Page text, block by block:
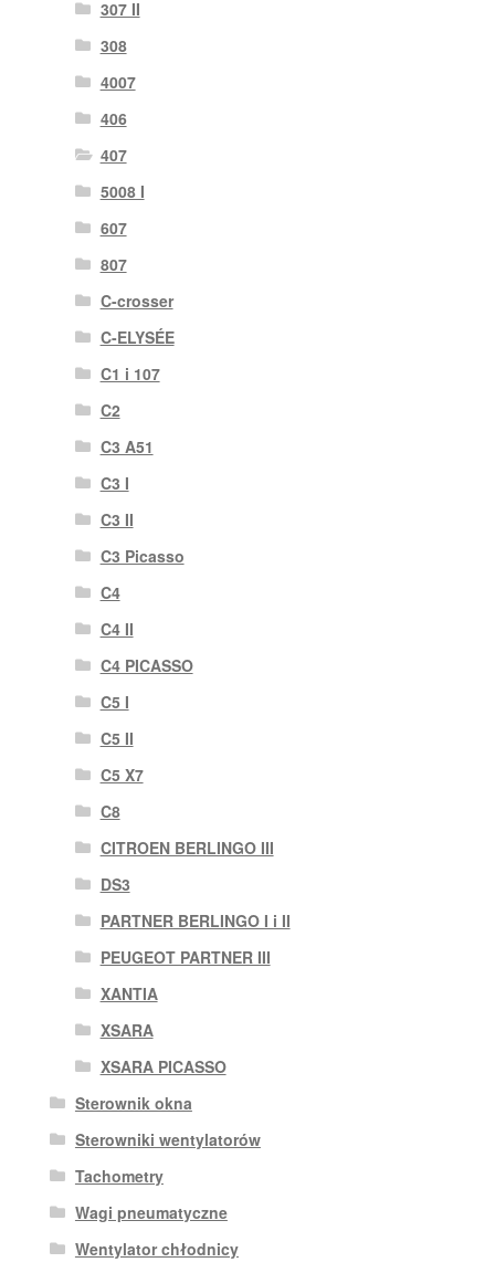
307 II
308
4007
406
407
5008 I
607
807
C-crosser
C-ELYSÉE
C1 i 107
C2
C3 A51
C3 I
C3 II
C3 Picasso
C4
C4 II
C4 PICASSO
C5 I
C5 II
C5 X7
C8
CITROEN BERLINGO III
DS3
PARTNER BERLINGO I i II
PEUGEOT PARTNER III
XANTIA
XSARA
XSARA PICASSO
Sterownik okna
Sterowniki wentylatorów
Tachometry
Wagi pneumatyczne
Wentylator chłodnicy